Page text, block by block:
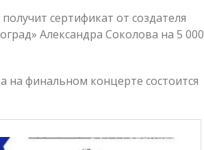
сертификат от создателя
Александра Соколова на 5 000
на финальном концерте состоится